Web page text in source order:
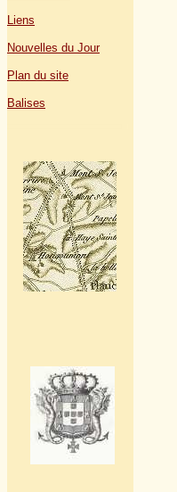
Liens
Nouvelles du Jour
Plan du site
Balises